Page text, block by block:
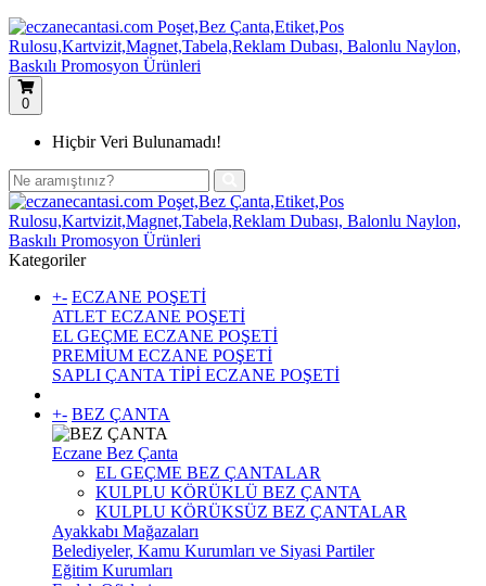
0
Hiçbir Veri Bulunamadı!
Kategoriler
+- ECZANE POŞETİ
ATLET ECZANE POŞETİ
EL GEÇME ECZANE POŞETİ
PREMİUM ECZANE POŞETİ
SAPLI ÇANTA TİPİ ECZANE POŞETİ
+- BEZ ÇANTA
Eczane Bez Çanta
EL GEÇME BEZ ÇANTALAR
KULPLU KÖRÜKLÜ BEZ ÇANTA
KULPLU KÖRÜKSÜZ BEZ ÇANTALAR
Ayakkabı Mağazaları
Belediyeler, Kamu Kurumları ve Siyasi Partiler
Eğitim Kurumları